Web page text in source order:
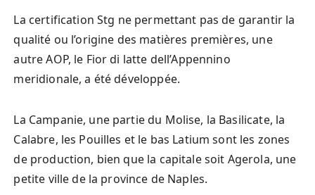
La certification Stg ne permettant pas de garantir la
qualité ou l’origine des matières premières, une
autre AOP, le Fior di latte dell’Appennino
meridionale, a été développée.
La Campanie, une partie du Molise, la Basilicate, la
Calabre, les Pouilles et le bas Latium sont les zones
de production, bien que la capitale soit Agerola, une
petite ville de la province de Naples.